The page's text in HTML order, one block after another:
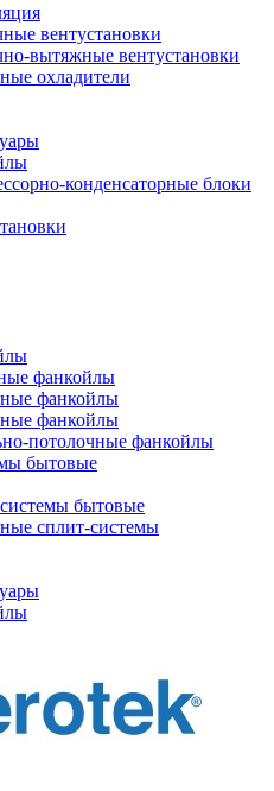
вентустановки
вытяжные вентустановки
охладители
конденсаторные блоки
фанкойлы
фанкойлы
фанкойлы
потолочные фанкойлы
бытовые
бытовые
сплит-системы